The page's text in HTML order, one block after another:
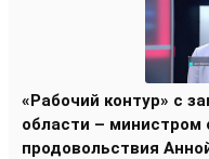
«Рабочий контур» с
области – министром
продовольствия